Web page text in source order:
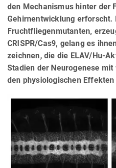
den Mechanismus hinter der
Gehirnentwicklung erforscht.
Fruchtfliegenmutanten,
CRISPR/Cas9, gelang es
zeichnen, die die ELAV/Hu-
Stadien der Neurogenese
den physiologischen